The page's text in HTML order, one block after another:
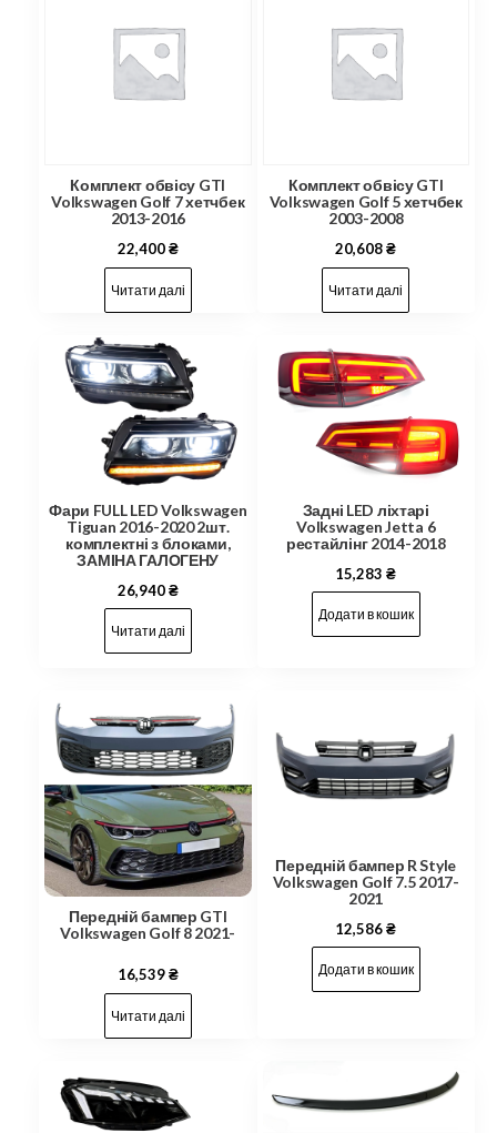
Комплект обвісу GTI
Volkswagen Golf 7 хетчбек
2013-2016
22,400₴
Читати далі
Комплект обвісу GTI
Volkswagen Golf 5 хетчбек
2003-2008
20,608₴
Читати далі
Фари FULL LED Volkswagen
Tiguan 2016-2020 2шт.
комплектні з блоками,
ЗАМІНА ГАЛОГЕНУ
26,940₴
Читати далі
Задні LED ліхтарі
Volkswagen Jetta 6
рестайлінг 2014-2018
15,283₴
Додати в кошик
Передній бампер GTI
Volkswagen Golf 8 2021-
16,539₴
Читати далі
Передній бампер R Style
Volkswagen Golf 7.5 2017-
2021
12,586₴
Додати в кошик